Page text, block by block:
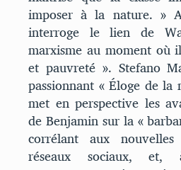
imposer à la nature. »
interroge le lien de
marxisme au moment où
et pauvreté ». Stefano
passionnant « Éloge de la
met en perspective les
de Benjamin sur la «
corrélant aux nouvelles
réseaux sociaux, et,